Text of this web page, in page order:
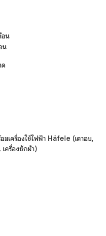
อน
น
ด
เครื่องใช้ไฟฟ้า Häfele (เตาอบ,
เครื่องซักผ้า)